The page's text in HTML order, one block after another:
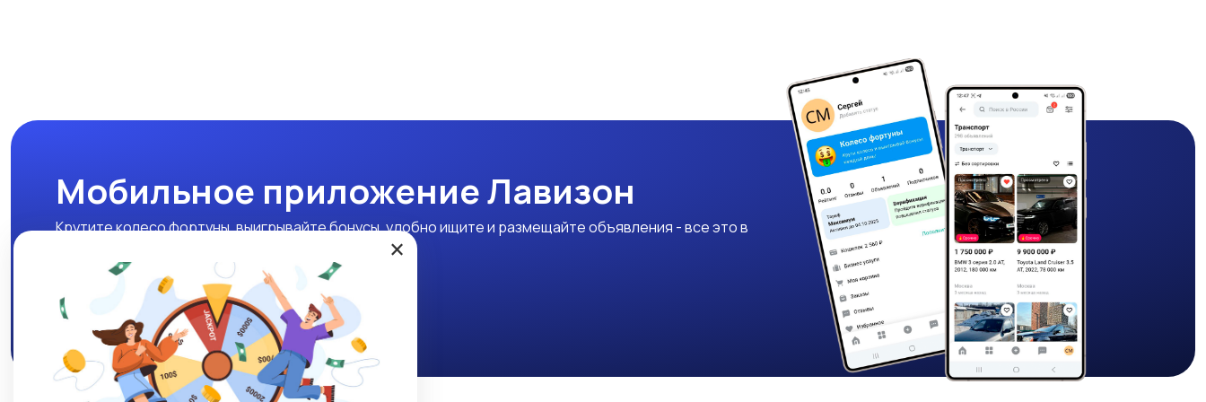
Мобильное приложение Лавизон
Крутите колесо фортуны, выигрывайте бонусы, удобно ищите и размещайте объявления - все это в
Скачать APK
×